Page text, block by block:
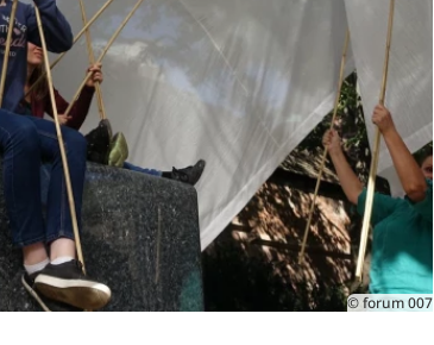
© forum 007